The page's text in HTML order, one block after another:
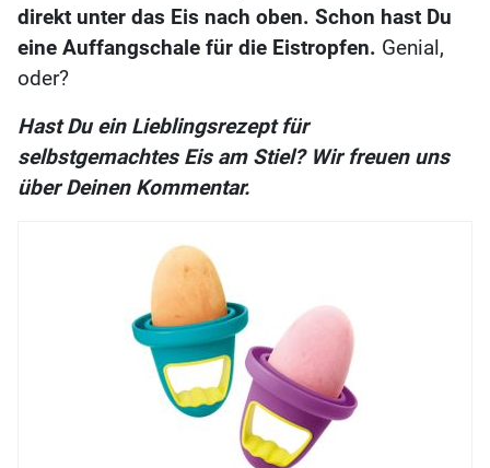
direkt unter das Eis nach oben. Schon hast Du
eine Auffangschale für die Eistropfen. Genial,
oder?
Hast Du ein Lieblingsrezept für
selbstgemachtes Eis am Stiel? Wir freuen uns
über Deinen Kommentar.